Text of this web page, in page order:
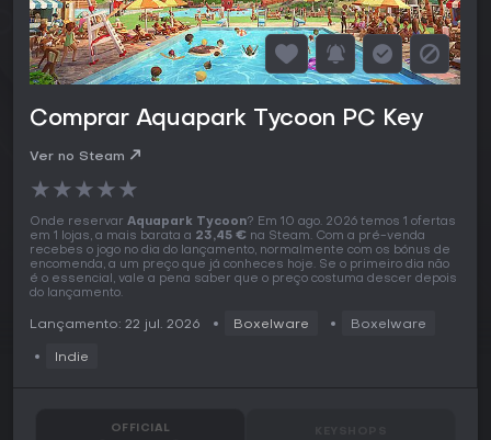
Comprar Aquapark Tycoon PC Key
Ver no Steam
★★★★★
Onde reservar Aquapark Tycoon? Em 10 ago. 2026 temos 1 ofertas
em 1 lojas, a mais barata a 23,45 € na Steam. Com a pré-venda
recebes o jogo no dia do lançamento, normalmente com os bónus de
encomenda, a um preço que já conheces hoje. Se o primeiro dia não
é o essencial, vale a pena saber que o preço costuma descer depois
do lançamento.
Lançamento: 22 jul. 2026 Boxelware Boxelware
Indie
OFFICIAL